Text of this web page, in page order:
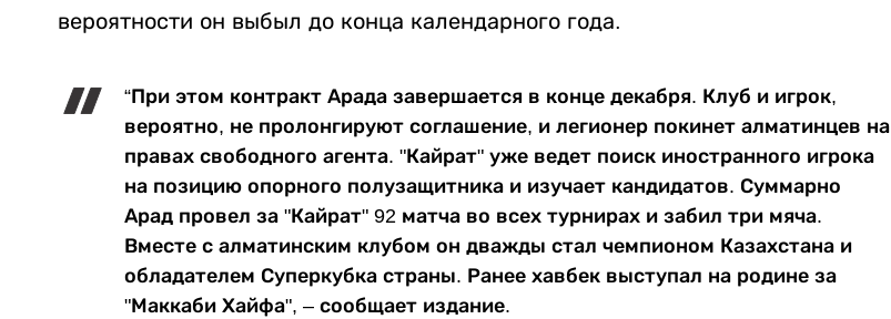
вероятности он выбыл до конца календарного года.
“При этом контракт Арада завершается в конце декабря. Клуб и игрок,
вероятно, не пролонгируют соглашение, и легионер покинет алматинцев на
правах свободного агента. "Кайрат" уже ведет поиск иностранного игрока
на позицию опорного полузащитника и изучает кандидатов. Суммарно
Арад провел за "Кайрат" 92 матча во всех турнирах и забил три мяча.
Вместе с алматинским клубом он дважды стал чемпионом Казахстана и
обладателем Суперкубка страны. Ранее хавбек выступал на родине за
"Маккаби Хайфа", – сообщает издание.